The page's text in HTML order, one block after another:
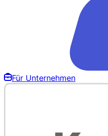
Für Unternehmen